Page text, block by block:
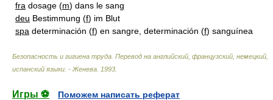
fra dosage (m) dans le sang
deu Bestimmung (f) im Blut
spa determinación (f) en sangre, determinación (f) sanguínea
Безопасность и гигиена труда. Перевод на английский, французский, немецкий,
испанский языки. - Женева 1993
Игры ⚽
Поможем написать реферат